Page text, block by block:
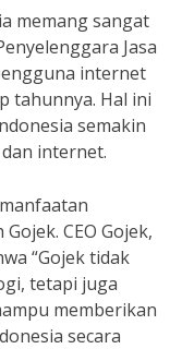
memang sangat
Jasa
internet
tahunnya. Hal ini
semakin
internet.
CEO Gojek,
“Gojek tidak
tetapi juga
memberikan
secara